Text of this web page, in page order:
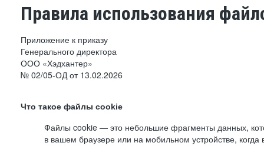
Правила использования
Приложение к приказу
Генерального директора
ООО «Хэдхантер»
№ 02/05-ОД от 13.02.2026
Что такое файлы cookie
Файлы cookie — это небольшие фрагменты данных,
в вашем браузере или на мобильном устройстве,